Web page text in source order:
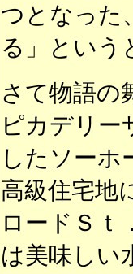
つとなった
る」という
さて物語の
ピカデリー
したソーホ
高級住宅地
ロードＳｔ
は美味しい